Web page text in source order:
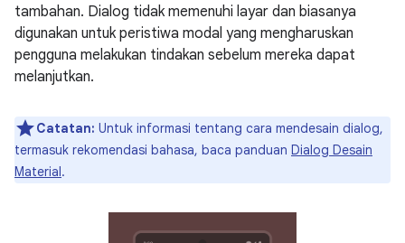
tambahan. Dialog tidak memenuhi layar dan biasanya
digunakan untuk peristiwa modal yang mengharuskan
pengguna melakukan tindakan sebelum mereka dapat
melanjutkan.
Catatan: Untuk informasi tentang cara mendesain dialog,
termasuk rekomendasi bahasa, baca panduan Dialog Desain
Material.